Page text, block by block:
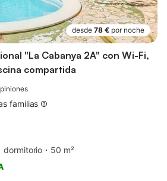
desde 78 € por noche
"La Cabanya 2A" con Wi-Fi,
compartida
familias
dormitorio
50 m²